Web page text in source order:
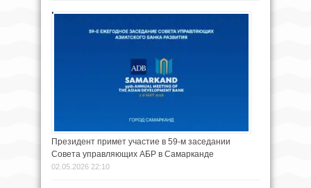
Президент примет участие в 59-м заседании
Совета управляющих АБР в Самарканде
02.05.2026 22:10